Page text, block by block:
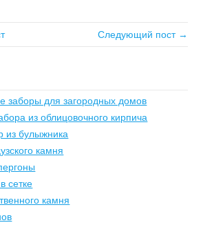
Следующий пост →
заборы для загородных домов
из облицовочного кирпича
из булыжника
камня
сетке
камня